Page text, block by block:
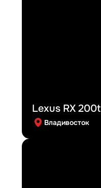
Lexus RX 200t
Владивосток